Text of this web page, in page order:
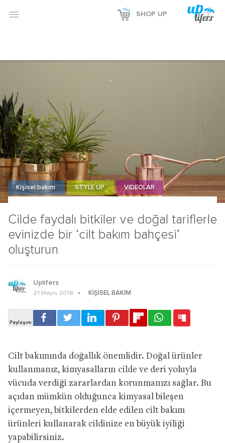
 SHOP UP
Cilde faydalı bitkiler ve doğal tariflerle
evinizde bir ‘cilt bakım bahçesi’
oluşturun
Kişisel bakım STYLE UP VIDEOLAR
Uplifers
21 Mayıs 2018 KIŞISEL BAKIM
Cilt bakımında doğallık önemlidir. Doğal ürünler
kullanmanız, kimyasalların cilde ve deri yoluyla
vücuda verdiği zararlardan korunmanızı sağlar. Bu
açıdan mümkün olduğunca kimyasal bileşen
içermeyen, bitkilerden elde edilen cilt bakım
ürünleri kullanarak cildinize en büyük iyiliği
yapabilirsiniz.